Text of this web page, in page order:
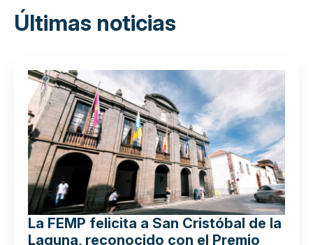
Últimas noticias
La FEMP felicita a San Cristóbal de la
Laguna, reconocido con el Premio